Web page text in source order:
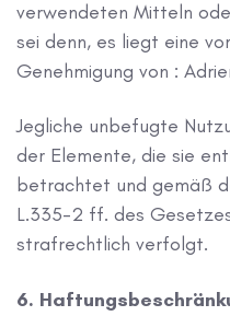
verwendeten Mitteln
sei denn, es liegt eine
Genehmigung von :
Jegliche unbefugte
der Elemente, die sie
betrachtet und gemäß
L.335-2 ff. des
strafrechtlich verfolgt.
6.